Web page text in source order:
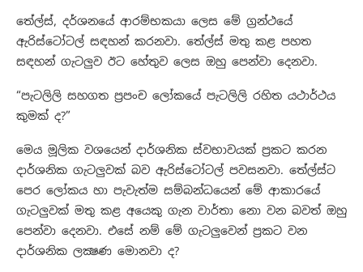
තේල්ස්, දර්ශනයේ ආරම්භකයා ලෙස මේ ග්‍රන්ථයේ
ඇරිස්ටෝටල් සඳහන් කරනවා. තේල්ස් මතු කළ පහත
සඳහන් ගැටලුව ඊට හේතුව ලෙස ඔහු පෙන්වා දෙනවා.
“පැටලිලි සහගත ප්‍රපංච ලෝකයේ පැටලිලි රහිත යථාර්ථය
කුමක් ද?”
මෙය මූලික වශයෙන් දාර්ශනික ස්වභාවයක් ප්‍රකට කරන
දාර්ශනික ගැටලුවක් බව ඇරිස්ටෝටල් පවසනවා. තේල්ස්ට
පෙර ලෝකය හා පැවැත්ම සම්බන්ධයෙන් මේ ආකාරයේ
ගැටලුවක් මතු කළ අයෙකු ගැන වාර්තා නො වන බවත් ඔහු
පෙන්වා දෙනවා. එසේ නම් මේ ගැටලුවෙන් ප්‍රකට වන
දාර්ශනික ලක්‍ෂණ මොනවා ද?